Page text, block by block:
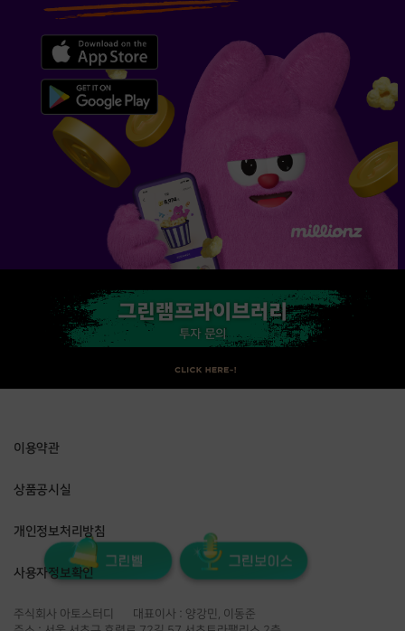
이용약관
상품공시실
개인정보처리방침
사용자정보확인
주식회사 아토스터디
대표이사 : 양강민, 이동준